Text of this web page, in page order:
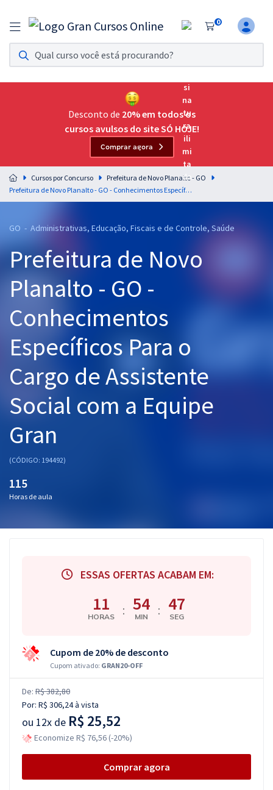
0
Assinatura Ilimitada 11
Acesso a todos os cursos. Teste grátis por 7 dias!
Assinatura OAB Até Passar
Acesso ilimitado a toda preparação para o Exame da
Residências Multiprofissionais
Preparação completa e intensiva para as principais
residências em saúde do Brasil
Cursos 20% OFF
Pós
Graduação
OAB
Questões grátis
Desconto de 20% em todos os
cursos avulsos do site SÓ HOJE!
Comprar agora
Cursos por Concurso
Prefeitura de Novo Planalto - GO
Prefeitura de Novo Planalto - GO - Conhecimentos Específicos Para o Cargo de Assistente Social com a Equipe Gran
GO - Administrativas, Educação, Fiscais e de Controle, Saúde
Prefeitura de Novo
Planalto - GO -
Conhecimentos
Específicos Para o
Cargo de Assistente
Social com a Equipe
Gran
(CÓDIGO: 194492)
115
Horas de aula
ESSAS OFERTAS ACABAM EM:
11
HORAS : 54
MIN : 46
SEG
Cupom de 20% de desconto
Cupom ativado: GRAN20-OFF
De: R$ 382,80
Por: R$ 306,24à vista
ou 12x de R$ 25,52
Economize R$ 76,56 (-20%)
Comprar agora